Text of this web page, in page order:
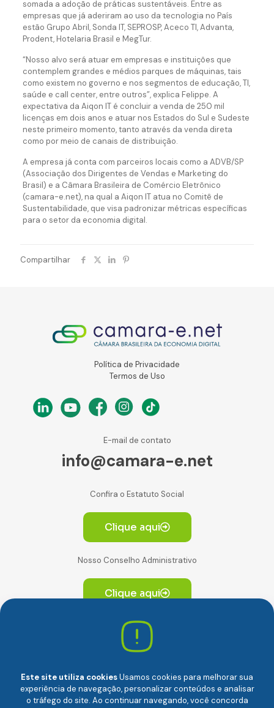
somada a adoção de práticas sustentáveis. Entre as
empresas que já aderiram ao uso da tecnologia no País
estão Grupo Abril, Sonda IT, SEPROSP, Aceco TI, Advanta,
Prodent, Hotelaria Brasil e MegTur.
“Nosso alvo será atuar em empresas e instituições que
contemplem grandes e médios parques de máquinas, tais
como existem no governo e nos segmentos de educação, TI,
saúde e call center, entre outros”, explica Felippe. A
expectativa da Aiqon IT é concluir a venda de 250 mil
licenças em dois anos e atuar nos Estados do Sul e Sudeste
neste primeiro momento, tanto através da venda direta
como por meio de canais de distribuição.
A empresa já conta com parceiros locais como a ADVB/SP
(Associação dos Dirigentes de Vendas e Marketing do
Brasil) e a Câmara Brasileira de Comércio Eletrônico
(camara-e.net), na qual a Aiqon IT atua no Comitê de
Sustentabilidade, que visa padronizar métricas específicas
para o setor da economia digital.
Compartilhar
Política de Privacidade
Termos de Uso
E-mail de contato
info@camara-e.net
Confira o Estatuto Social
Clique aqui
Nosso Conselho Administrativo
Clique aqui
Av. Paulista, 2064. Conjunto 14, (Edifício Paulista) -
CEP 01310-928 Consolação – São Paulo/SP
Este site utiliza cookiesUsamos cookies para melhorar sua
experiência de navegação, personalizar conteúdos e analisar
o tráfego do site. Ao continuar navegando, você concorda